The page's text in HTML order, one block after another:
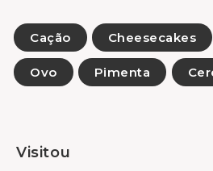
Cação Cheesecakes
Ovo Pimenta
Visitou